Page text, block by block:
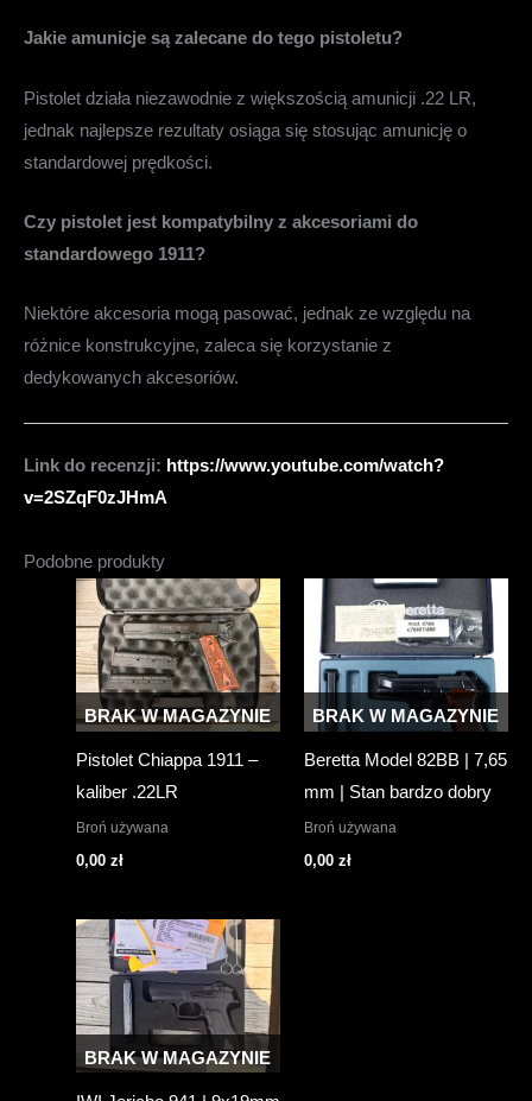
Jakie amunicje są zalecane do tego pistoletu?
Pistolet działa niezawodnie z większością amunicji .22 LR,
jednak najlepsze rezultaty osiąga się stosując amunicję o
standardowej prędkości.
Czy pistolet jest kompatybilny z akcesoriami do
standardowego 1911?
Niektóre akcesoria mogą pasować, jednak ze względu na
różnice konstrukcyjne, zaleca się korzystanie z
dedykowanych akcesoriów.
Link do recenzji: https://www.youtube.com/watch?
v=2SZqF0zJHmA
Podobne produkty
BRAK W MAGAZYNIE
Pistolet Chiappa 1911 –
kaliber .22LR
Broń używana
0,00 zł
BRAK W MAGAZYNIE
Beretta Model 82BB | 7,65
mm | Stan bardzo dobry
Broń używana
0,00 zł
BRAK W MAGAZYNIE